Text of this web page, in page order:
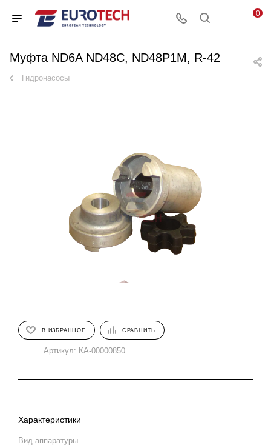
0
Муфта ND6A ND48C, ND48P1M, R-42
Гидронасосы
В ИЗБРАННОЕ СРАВНИТЬ
Артикул: КА-00000850
Характеристики
Вид аппаратуры